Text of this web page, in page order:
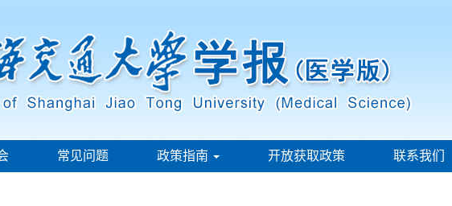
常见问题 政策指南 开放获取政策 联系我们